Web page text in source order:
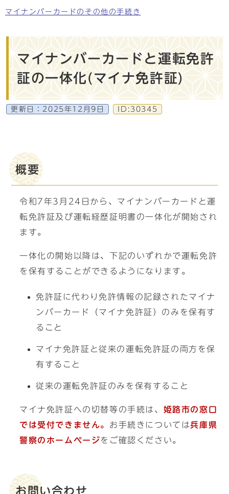
マイナンバーカードのその他の手続き
マイナンバーカードと運転免許
証の一体化(マイナ免許証)
更新日： 2025年12月9日 ID:30345
概要
令和7年3月24日から、マイナンバーカードと運
転免許証及び運転経歴証明書の一体化が開始され
ます。
一体化の開始以降は、下記のいずれかで運転免許
を保有することができるようになります。
免許証に代わり免許情報の記録されたマイナ
ンバーカード（マイナ免許証）のみを保有す
ること
マイナ免許証と従来の運転免許証の両方を保
有すること
従来の運転免許証のみを保有すること
マイナ免許証への切替等の手続は、 姫路市の窓口
では受付できません。 お手続きについては兵庫県
警察のホームページをご確認ください。
お問い合わせ